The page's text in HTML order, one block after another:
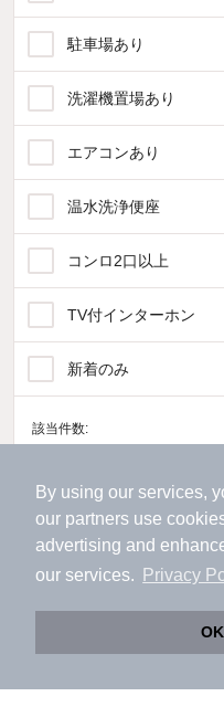
By using our services,
our partners use
advertising and
our services.
Privacy
OK
アプリに切り替えて
会員登録なしですぐ使
駐車場あり
洗濯機置場あり
エアコンあり
温水洗浄便座
コンロ2口以上
TV付インターホン
新着のみ
該当件数: